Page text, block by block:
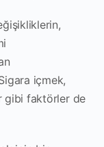
içmek,
gibi faktörler de